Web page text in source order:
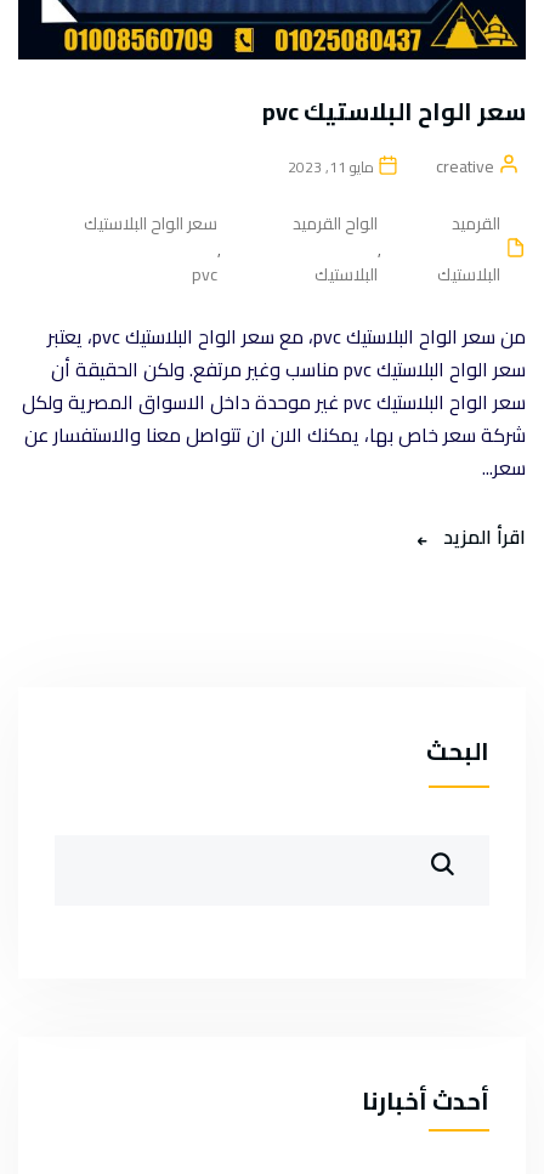
سعر الواح البلاستيك pvc
مايو 11, 2023
القرميد
البلاستيك
,
الواح القرميد
البلاستيك
,
سعر الواح البلاستيك
pvc
من سعر الواح البلاستيك pvc، مع سعر الواح البلاستيك pvc، يعتبر
سعر الواح البلاستيك pvc مناسب وغير مرتفع. ولكن الحقيقة أن
سعر الواح البلاستيك pvc غير موحدة داخل الاسواق المصرية ولكل
شركة سعر خاص بها، يمكنك الان ان تتواصل معنا والاستفسار عن
سعر...
اقرأ المزيد
البحث
أحدث أخبارنا